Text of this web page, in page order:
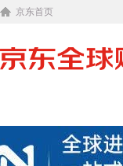
京东首页